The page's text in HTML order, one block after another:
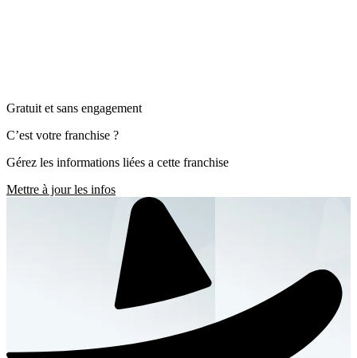
Gratuit et sans engagement
C’est votre franchise ?
Gérez les informations liées a cette franchise
Mettre à jour les infos